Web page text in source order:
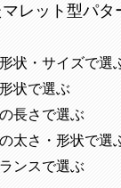
レット型パタ
状・サイズで選
状で選ぶ
長さで選ぶ
太さ・形状で選
ンスで選ぶ